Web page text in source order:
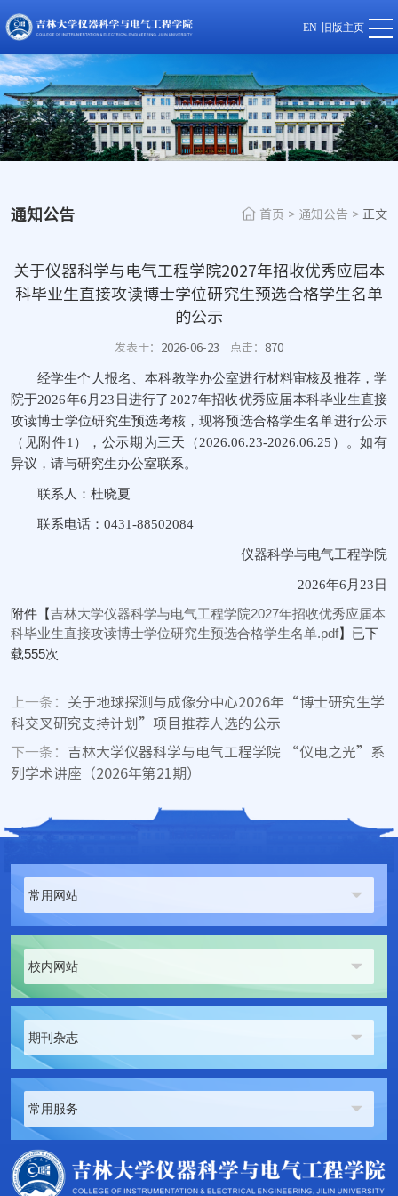
EN 旧版主页
通知公告 首页 > 通知公告 > 正文
关于仪器科学与电气工程学院2027年招收优秀应届本
科毕业生直接攻读博士学位研究生预选合格学生名单
的公示
发表于： 2026-06-23 点击： 870
经学生个人报名、本科教学办公室进行材料审核及推荐，学
院于2026年6月23日进行了2027年招收优秀应届本科毕业生直接
攻读博士学位研究生预选考核，现将预选合格学生名单进行公示
（见附件1），公示期为三天（2026.06.23-2026.06.25）。如有
异议，请与研究生办公室联系。
联系人：杜晓夏
联系电话：0431-88502084
仪器科学与电气工程学院
2026年6月23日
附件【吉林大学仪器科学与电气工程学院2027年招收优秀应届本
科毕业生直接攻读博士学位研究生预选合格学生名单.pdf】已下
载555次
上一条： 关于地球探测与成像分中心2026年“博士研究生学
科交叉研究支持计划”项目推荐人选的公示
下一条： 吉林大学仪器科学与电气工程学院 “仪电之光”系
列学术讲座（2026年第21期）
常用网站
校内网站
期刊杂志
常用服务